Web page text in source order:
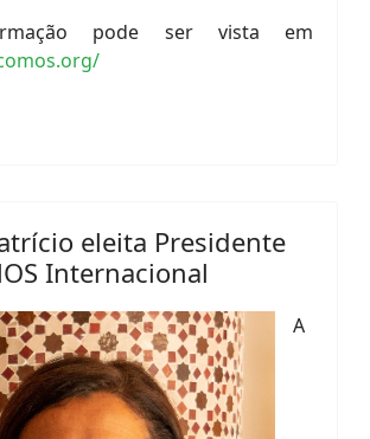
pode ser vista em
eleita Presidente
Internacional
A